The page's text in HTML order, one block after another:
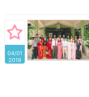
04/01
2019